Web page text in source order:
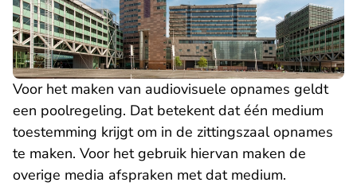
Voor het maken van audiovisuele opnames geldt
een poolregeling. Dat betekent dat één medium
toestemming krijgt om in de zittingszaal opnames
te maken. Voor het gebruik hiervan maken de
overige media afspraken met dat medium.